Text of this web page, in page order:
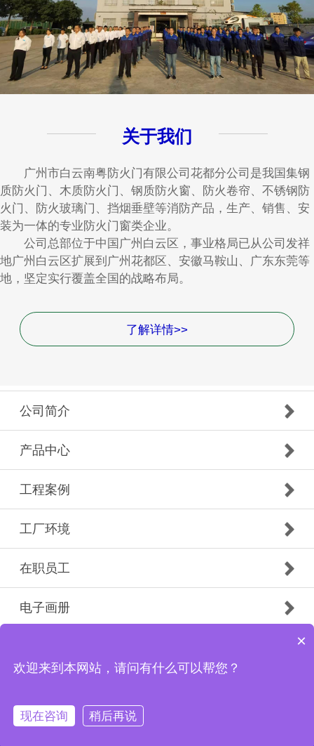
关于我们
广州市白云南粤防火门有限公司花都分公司是我国集钢
质防火门、木质防火门、钢质防火窗、防火卷帘、不锈钢防
火门、防火玻璃门、挡烟垂壁等消防产品，生产、销售、安
装为一体的专业防火门窗类企业。
公司总部位于中国广州白云区，事业格局已从公司发祥
地广州白云区扩展到广州花都区、安徽马鞍山、广东东莞等
地，坚定实行覆盖全国的战略布局。
了解详情>>
公司简介
产品中心
工程案例
工厂环境
在职员工
电子画册
Copyright © 2019 广州市白云南粤防火门有限公司花都
分公司 版权所有
×
欢迎来到本网站，请问有什么可以帮您？
现在咨询 稍后再说